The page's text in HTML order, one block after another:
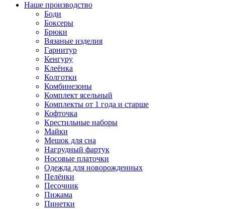
Наше производство
Боди
Боксеры
Брюки
Вязаные изделия
Гарнитур
Кенгуру
Клеёнка
Колготки
Комбинезоны
Комплект ясельный
Комплекты от 1 года и старше
Кофточка
Крестильные наборы
Майки
Мешок для сна
Нагрудный фартук
Носовые платочки
Одежда для новорожденных
Пелёнки
Песочник
Пижама
Пинетки